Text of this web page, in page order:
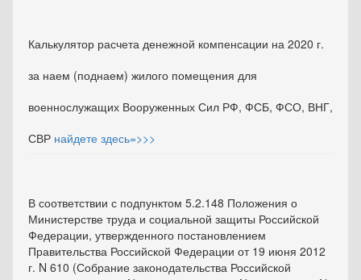
Калькулятор расчета денежной компенсации на 2020 г.
за наем (поднаем) жилого помещения для
военнослужащих Вооруженных Сил РФ, ФСБ, ФСО, ВНГ,
СВР найдете здесь=>>>
В соответствии с подпунктом 5.2.148 Положения о
Министерстве труда и социальной защиты Российской
Федерации, утвержденного постановлением
Правительства Российской Федерации от 19 июня 2012
г. N 610 (Собрание законодательства Российской